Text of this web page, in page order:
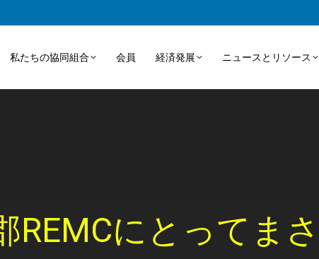
私たちの協同組合 会員 経済発展 ニュースとリソース
REMCにとってま